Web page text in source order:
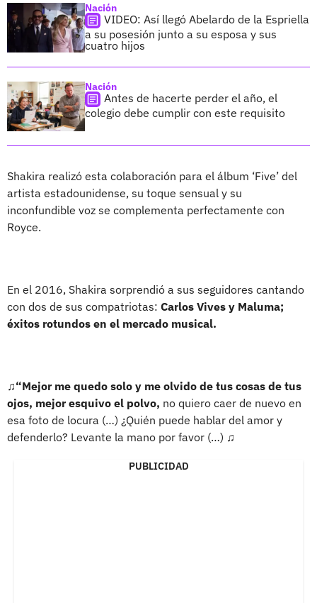
Nación
VIDEO: Así llegó Abelardo de la Espriella
a su posesión junto a su esposa y sus
cuatro hijos
Nación
Antes de hacerte perder el año, el
colegio debe cumplir con este requisito
Shakira realizó esta colaboración para el álbum ‘Five’ del
artista estadounidense, su toque sensual y su
inconfundible voz se complementa perfectamente con
Royce.
En el 2016, Shakira sorprendió a sus seguidores cantando
con dos de sus compatriotas: Carlos Vives y Maluma;
éxitos rotundos en el mercado musical.
♫“Mejor me quedo solo y me olvido de tus cosas de tus
ojos, mejor esquivo el polvo, no quiero caer de nuevo en
esa foto de locura (…) ¿Quién puede hablar del amor y
defenderlo? Levante la mano por favor (…) ♫
PUBLICIDAD